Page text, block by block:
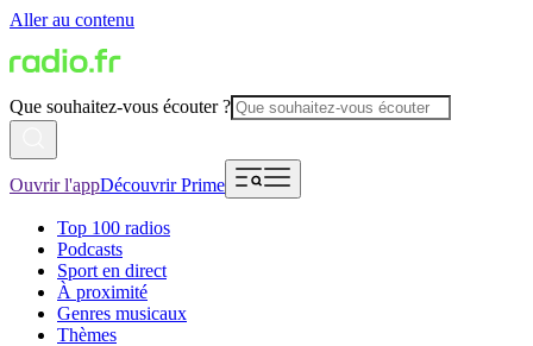
Aller au contenu
Que souhaitez-vous écouter ?
Ouvrir l'appDécouvrir Prime
Top 100 radios
Podcasts
Sport en direct
À proximité
Genres musicaux
Thèmes